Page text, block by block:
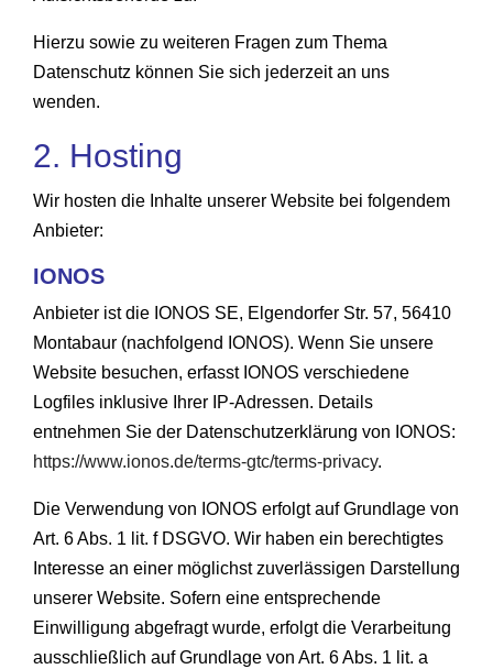
Hierzu sowie zu weiteren Fragen zum Thema
Datenschutz können Sie sich jederzeit an uns
wenden.
2. Hosting
Wir hosten die Inhalte unserer Website bei folgendem
Anbieter:
IONOS
Anbieter ist die IONOS SE, Elgendorfer Str. 57, 56410
Montabaur (nachfolgend IONOS). Wenn Sie unsere
Website besuchen, erfasst IONOS verschiedene
Logfiles inklusive Ihrer IP-Adressen. Details
entnehmen Sie der Datenschutzerklärung von IONOS:
https://www.ionos.de/terms-gtc/terms-privacy.
Die Verwendung von IONOS erfolgt auf Grundlage von
Art. 6 Abs. 1 lit. f DSGVO. Wir haben ein berechtigtes
Interesse an einer möglichst zuverlässigen Darstellung
unserer Website. Sofern eine entsprechende
Einwilligung abgefragt wurde, erfolgt die Verarbeitung
ausschließlich auf Grundlage von Art. 6 Abs. 1 lit. a